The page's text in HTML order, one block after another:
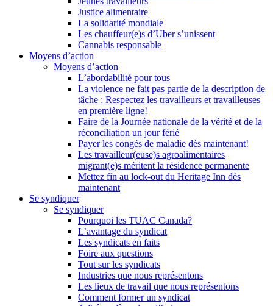
Justice alimentaire
La solidarité mondiale
Les chauffeur(e)s d’Uber s’unissent
Cannabis responsable
Moyens d’action
Moyens d’action
L’abordabilité pour tous
La violence ne fait pas partie de la description de
tâche : Respectez les travailleurs et travailleuses
en première ligne!
Faire de la Journée nationale de la vérité et de la
réconciliation un jour férié
Payer les congés de maladie dès maintenant!
Les travailleur(euse)s agroalimentaires
migrant(e)s méritent la résidence permanente
Mettez fin au lock-out du Heritage Inn dès
maintenant
Se syndiquer
Se syndiquer
Pourquoi les TUAC Canada?
L’avantage du syndicat
Les syndicats en faits
Foire aux questions
Tout sur les syndicats
Industries que nous représentons
Les lieux de travail que nous représentons
Comment former un syndicat